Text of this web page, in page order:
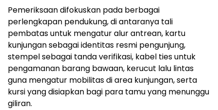
Pemeriksaan difokuskan pada berbagai
perlengkapan pendukung, di antaranya tali
pembatas untuk mengatur alur antrean, kartu
kunjungan sebagai identitas resmi pengunjung,
stempel sebagai tanda verifikasi, kabel ties untuk
pengamanan barang bawaan, kerucut lalu lintas
guna mengatur mobilitas di area kunjungan, serta
kursi yang disiapkan bagi para tamu yang menunggu
giliran.